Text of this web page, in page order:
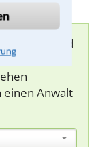
bei
einen Anwalt